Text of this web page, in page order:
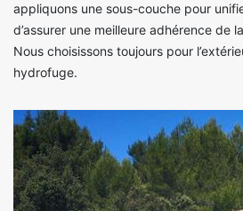
appliquons une sous-couche pour
d’assurer une meilleure adhérence de
Nous choisissons toujours pour
hydrofuge.